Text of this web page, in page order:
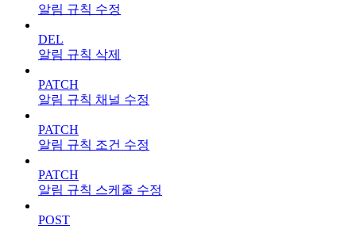
알림 규칙 수정
DEL
알림 규칙 삭제
PATCH
알림 규칙 채널 수정
PATCH
알림 규칙 조건 수정
PATCH
알림 규칙 스케줄 수정
POST